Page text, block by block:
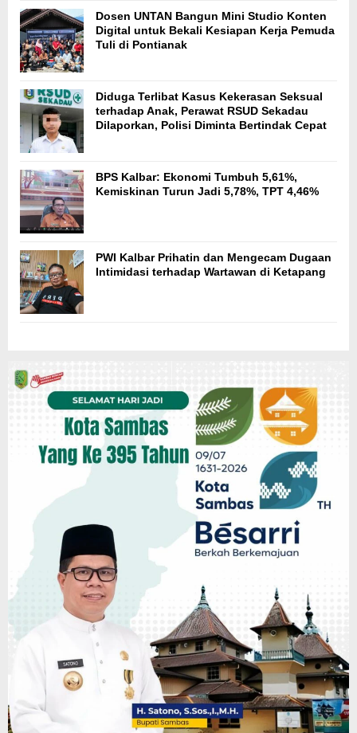
Dosen UNTAN Bangun Mini Studio Konten
Digital untuk Bekali Kesiapan Kerja Pemuda
Tuli di Pontianak
Diduga Terlibat Kasus Kekerasan Seksual
terhadap Anak, Perawat RSUD Sekadau
Dilaporkan, Polisi Diminta Bertindak Cepat
BPS Kalbar: Ekonomi Tumbuh 5,61%,
Kemiskinan Turun Jadi 5,78%, TPT 4,46%
PWI Kalbar Prihatin dan Mengecam Dugaan
Intimidasi terhadap Wartawan di Ketapang